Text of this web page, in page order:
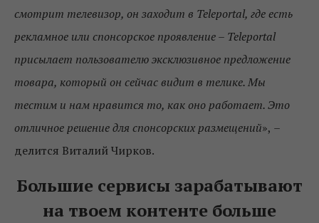
смотрит телевизор, он заходит в Teleportal, где есть
рекламное или спонсорское проявление – Teleportal
присылает пользователю эксклюзивное предложение
товара, который он сейчас видит в телике. Мы
тестим и нам нравится то, как оно работает. Это
отличное решение для спонсорских размещений», –
делится Виталий Чирков.
Большие сервисы зарабатывают
на твоем контенте больше